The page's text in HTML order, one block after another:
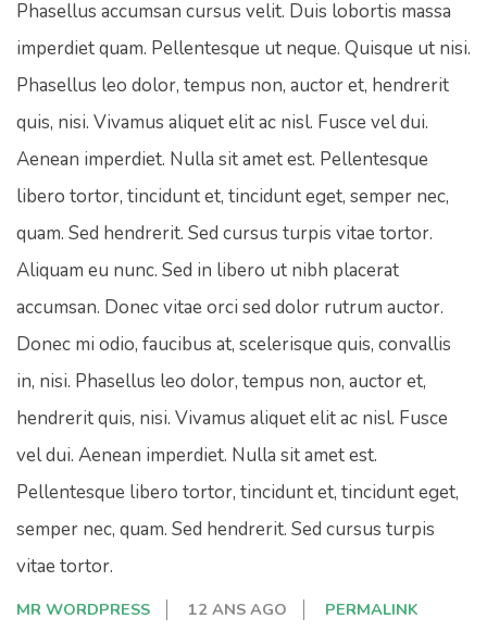
Phasellus accumsan cursus velit. Duis lobortis massa
imperdiet quam. Pellentesque ut neque. Quisque ut nisi.
Phasellus leo dolor, tempus non, auctor et, hendrerit
quis, nisi. Vivamus aliquet elit ac nisl. Fusce vel dui.
Aenean imperdiet. Nulla sit amet est. Pellentesque
libero tortor, tincidunt et, tincidunt eget, semper nec,
quam. Sed hendrerit. Sed cursus turpis vitae tortor.
Aliquam eu nunc. Sed in libero ut nibh placerat
accumsan. Donec vitae orci sed dolor rutrum auctor.
Donec mi odio, faucibus at, scelerisque quis, convallis
in, nisi. Phasellus leo dolor, tempus non, auctor et,
hendrerit quis, nisi. Vivamus aliquet elit ac nisl. Fusce
vel dui. Aenean imperdiet. Nulla sit amet est.
Pellentesque libero tortor, tincidunt et, tincidunt eget,
semper nec, quam. Sed hendrerit. Sed cursus turpis
vitae tortor.
MR WORDPRESS 12 ANS AGO PERMALINK